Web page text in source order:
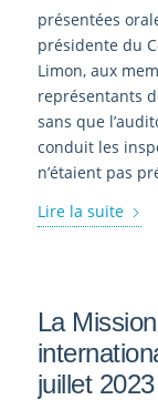
présentées
présidente du
Limon, aux
représentants
sans que
conduit les
n’étaient pas
Lire la suite
La
juillet 2023